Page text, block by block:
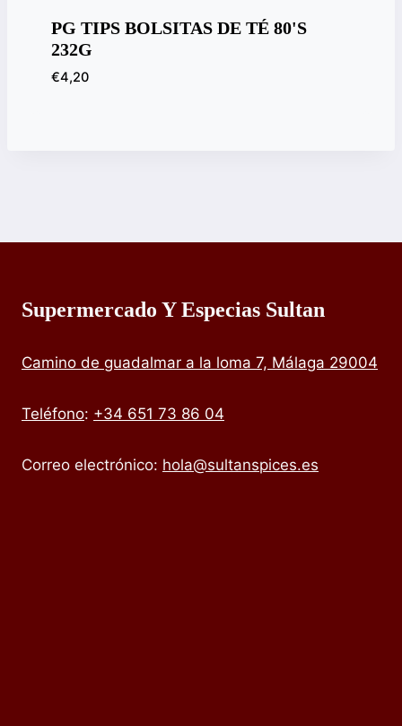
PG TIPS BOLSITAS DE TÉ 80'S
232G
€4,20
Supermercado Y Especias Sultan
Camino de guadalmar a la loma 7, Málaga 29004
Teléfono: +34 651 73 86 04
Correo electrónico: hola@sultanspices.es